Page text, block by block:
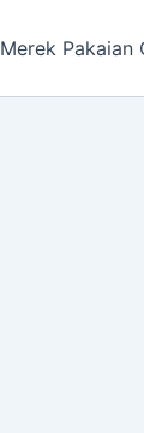
Merek Pakaian